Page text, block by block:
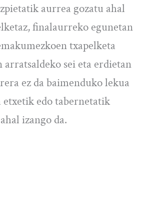
aurrea gozatu ahal
finalaurreko egunetan
txapelketa
arratsaldeko sei eta erdietan
ez da baimenduko lekua
etxetik edo tabernetatik
izango da.